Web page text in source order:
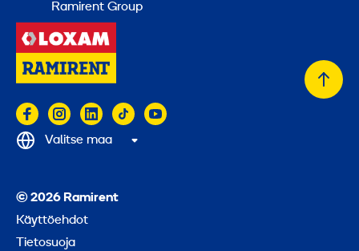
Ramirent Group
© 2026 Ramirent
Käyttöehdot
Tietosuoja
Valitse maa